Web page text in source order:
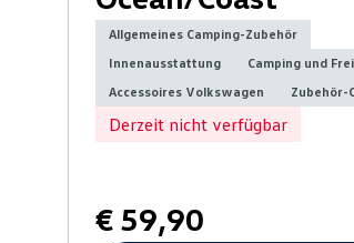
Allgemeines Camping-Zubehör
Innenausstattung
Camping und
Accessoires Volkswagen
Zubehör-
Derzeit nicht verfügbar
€ 59,90